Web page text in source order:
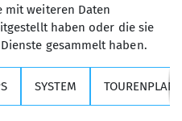
weiteren Daten
haben oder die sie
gesammelt haben.
SYSTEM